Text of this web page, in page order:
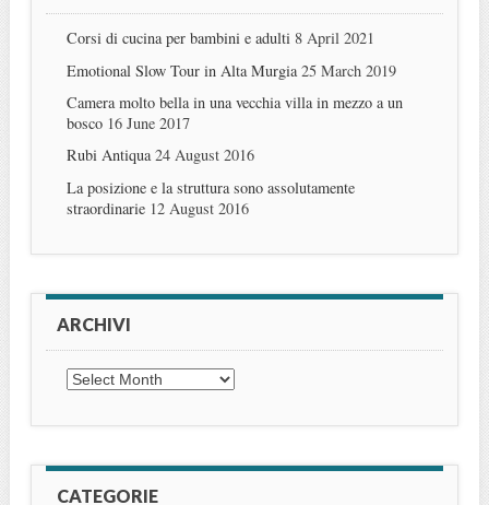
Corsi di cucina per bambini e adulti 8 April 2021
Emotional Slow Tour in Alta Murgia 25 March 2019
Camera molto bella in una vecchia villa in mezzo a un
bosco 16 June 2017
Rubi Antiqua24 August 2016
La posizione e la struttura sono assolutamente
straordinarie 12 August 2016
ARCHIVI
Archivi
CATEGORIE